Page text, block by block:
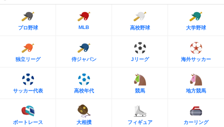
プロ野球 MLB 高校野球 大学野球
独立リーグ 侍ジャパン Jリーグ 海外サッカー
サッカー代表 高校年代 競馬 地方競馬
ボートレース 大相撲 フィギュア カーリング